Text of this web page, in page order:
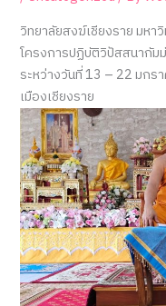
วิทยาลัยสงฆ์เชียงราย มห
โครงการปฏิบัติวิปัสสนากั
ระหว่างวันที่ 13 – 22 มก
เมืองเชียงราย